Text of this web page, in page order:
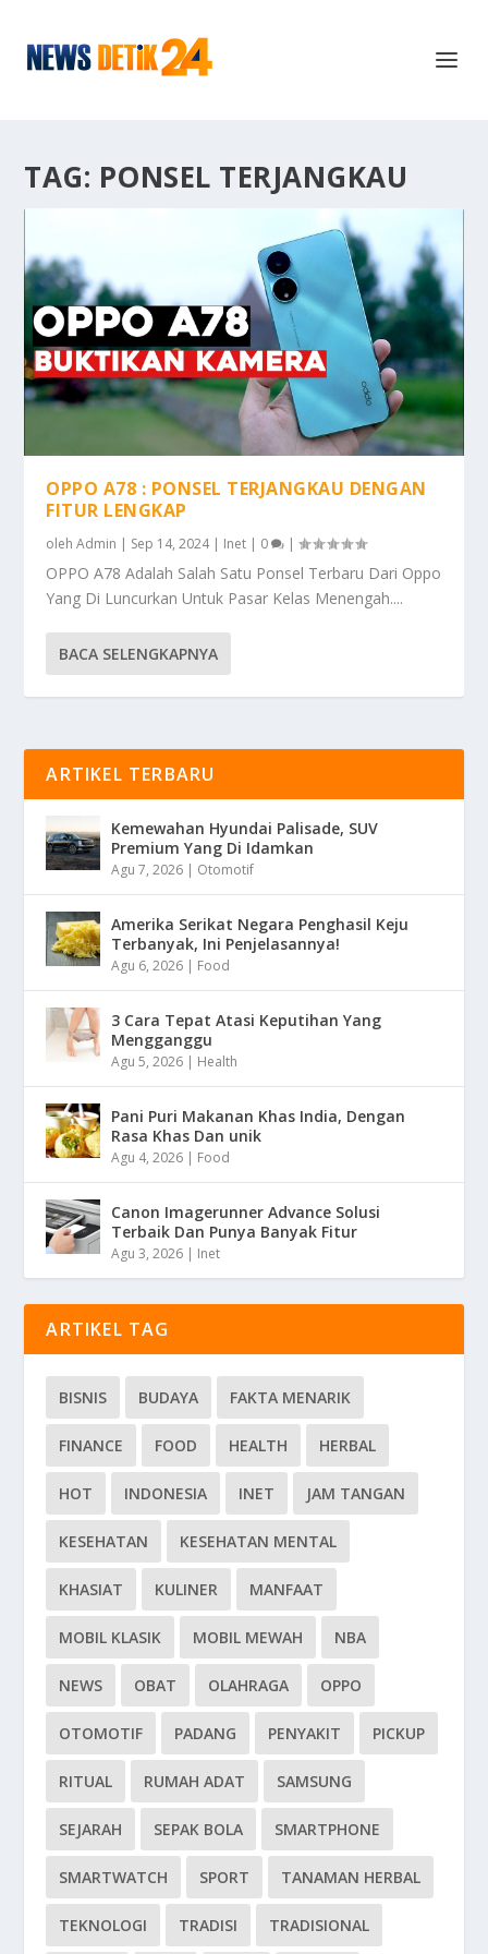
TAG: PONSEL TERJANGKAU
OPPO A78 : PONSEL TERJANGKAU DENGAN
FITUR LENGKAP
olehAdmin | Sep 14, 2024| Inet | 0 |
OPPO A78 Adalah Salah Satu Ponsel Terbaru Dari Oppo
Yang Di Luncurkan Untuk Pasar Kelas Menengah....
BACA SELENGKAPNYA
ARTIKEL TERBARU
Kemewahan Hyundai Palisade, SUV
Premium Yang Di Idamkan
Agu 7, 2026 | Otomotif
Amerika Serikat Negara Penghasil Keju
Terbanyak, Ini Penjelasannya!
Agu 6, 2026 | Food
3 Cara Tepat Atasi Keputihan Yang
Mengganggu
Agu 5, 2026 | Health
Pani Puri Makanan Khas India, Dengan
Rasa Khas Dan unik
Agu 4, 2026 | Food
Canon Imagerunner Advance Solusi
Terbaik Dan Punya Banyak Fitur
Agu 3, 2026 | Inet
ARTIKEL TAG
BISNIS BUDAYA FAKTA MENARIK
FINANCE FOOD HEALTH HERBAL
HOT INDONESIA INET JAM TANGAN
KESEHATAN KESEHATAN MENTAL
KHASIAT KULINER MANFAAT
MOBIL KLASIK MOBIL MEWAH NBA
NEWS OBAT OLAHRAGA OPPO
OTOMOTIF PADANG PENYAKIT PICKUP
RITUAL RUMAH ADAT SAMSUNG
SEJARAH SEPAK BOLA SMARTPHONE
SMARTWATCH SPORT TANAMAN HERBAL
TEKNOLOGI TRADISI TRADISIONAL